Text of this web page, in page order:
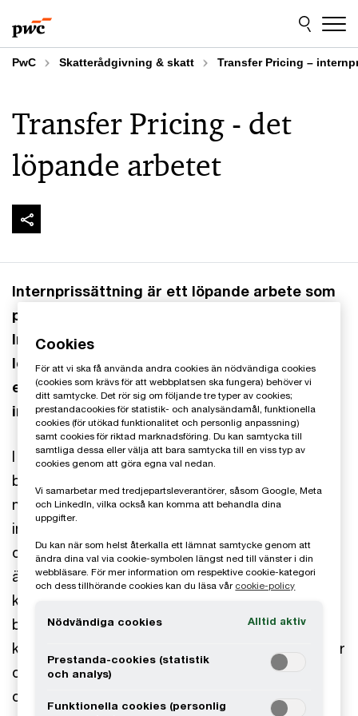
to
content
to
footer
PwC Skatterådgivning & skatt Transfer Pricing –
Transfer Pricing - det
löpande arbetet
Internprissättning är ett löpande arbete som
pågår under räkenskapsåret.
Internprissättning ska implementeras vid den
löpande faktureringen under årets gång och
efter årets slut dokumenteras i en så kallad
internprissättningsdokumentation.
I internpissättningsdokumentationen beskrivs
bland annat varför prissättningen är
marknadsmässig. Dokumentationen behöver
innehålla en jämförelsestudie som visar hur
oberoende parter hade agerat. I vissa fall krävs
även att en jämförelsestudie i form av en så
kallad benchmarkstudie, genomförs. I
benchmarkstudien jämförs vinstmarginaler i den
koncerninterna transaktionen med vinstmarginaler
oberoende bolag tjänat i sina transaktioner med
oberoende parter. Detta för att ge stöd för att
Cookies
För att vi ska få använda andra cookies än nödvändiga cookies
(cookies som krävs för att webbplatsen ska fungera) behöver vi
ditt samtycke. Det rör sig om följande tre typer av cookies;
prestandacookies för statistik- och analysändamål, funktionella
cookies (för utökad funktionalitet och personlig anpassning)
samt cookies för riktad marknadsföring. Du kan samtycka till
samtliga dessa eller välja att bara samtycka till en viss typ av
cookies genom att göra egna val nedan.
Vi samarbetar med tredjepartsleverantörer, såsom Google, Meta
och LinkedIn, vilka också kan komma att behandla dina
uppgifter.
Du kan när som helst återkalla ett lämnat samtycke genom att
ändra dina val via cookie-symbolen längst ned till vänster i din
webbläsare. För mer information om respektive cookie-kategori
och dess tillhörande cookies kan du läsa vår cookie-policy
Nödvändiga cookies Alltid aktiv
Prestanda-cookies (statistik
och analys)
Funktionella cookies (personlig